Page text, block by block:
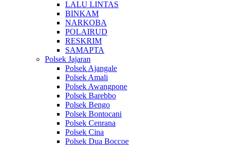
LALU LINTAS
BINKAM
NARKOBA
POLAIRUD
RESKRIM
SAMAPTA
Polsek Jajaran
Polsek Ajangale
Polsek Amali
Polsek Awangpone
Polsek Barebbo
Polsek Bengo
Polsek Bontocani
Polsek Cenrana
Polsek Cina
Polsek Dua Boccoe